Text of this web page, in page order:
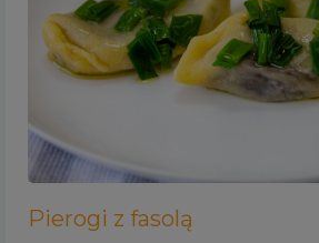
Pierogi z fasolą